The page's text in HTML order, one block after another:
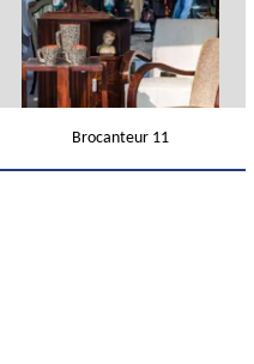
Brocanteur 11